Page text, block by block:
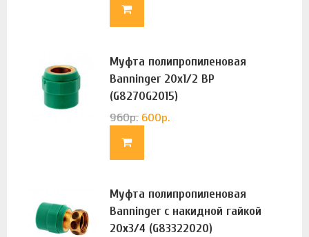
Муфта полипропиленовая
Banninger 20х1/2 ВР
(G8270G2015)
960р. 600р.
Муфта полипропиленовая
Banninger с накидной гайкой
20х3/4 (G83322020)